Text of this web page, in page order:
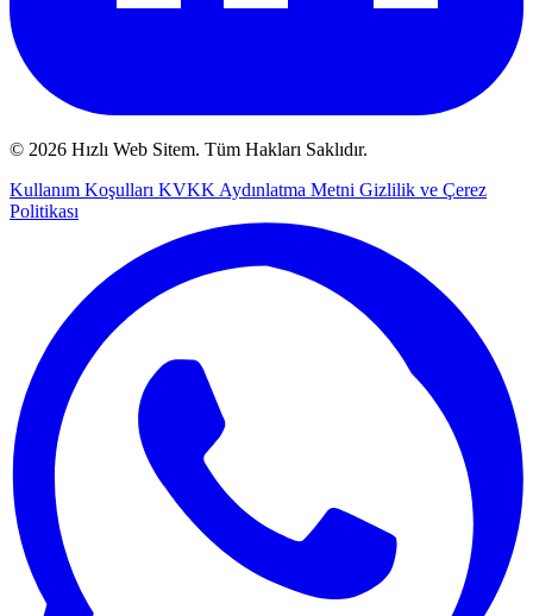
© 2026 Hızlı Web Sitem. Tüm Hakları Saklıdır.
Kullanım Koşulları KVKK Aydınlatma Metni Gizlilik ve Çerez
Politikası